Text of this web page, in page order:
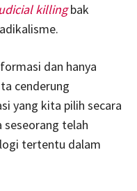
killingbak
dan hanya
cenderung
yang kita pilih secara
seseorang telah
tertentu dalam